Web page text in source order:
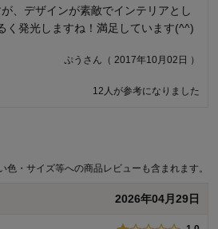
、デザインが素敵でインテリアとし
く発光しますね！満足しています(^^)
ぷうさん（ 2017年10月02日 ）
12人が参考になりました
の電池入れても今度はもう点灯しませ
は思わなかったし残念です。見た目
色・サイズ等への商品レビューも含まれます。
2026年04月29日